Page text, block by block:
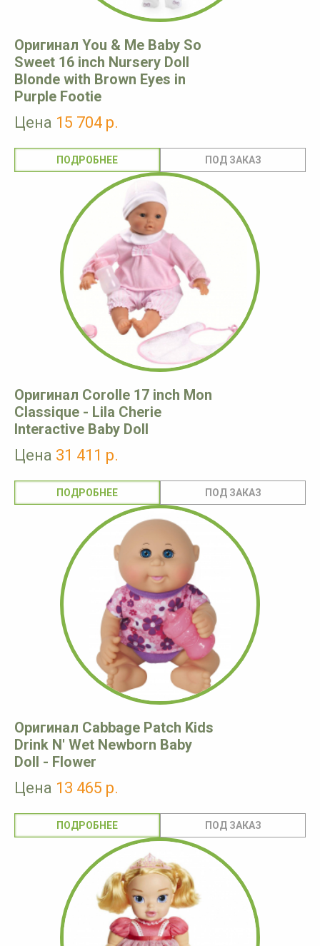
Оригинал You & Me Baby So
Sweet 16 inch Nursery Doll
Blonde with Brown Eyes in
Purple Footie
Цена 15 704 р.
ПОДРОБНЕЕ
Оригинал Corolle 17 inch Mon
Classique - Lila Cherie
Interactive Baby Doll
Цена 31 411 р.
ПОДРОБНЕЕ
Оригинал Cabbage Patch Kids
Drink N' Wet Newborn Baby
Doll - Flower
Цена 13 465 р.
ПОДРОБНЕЕ